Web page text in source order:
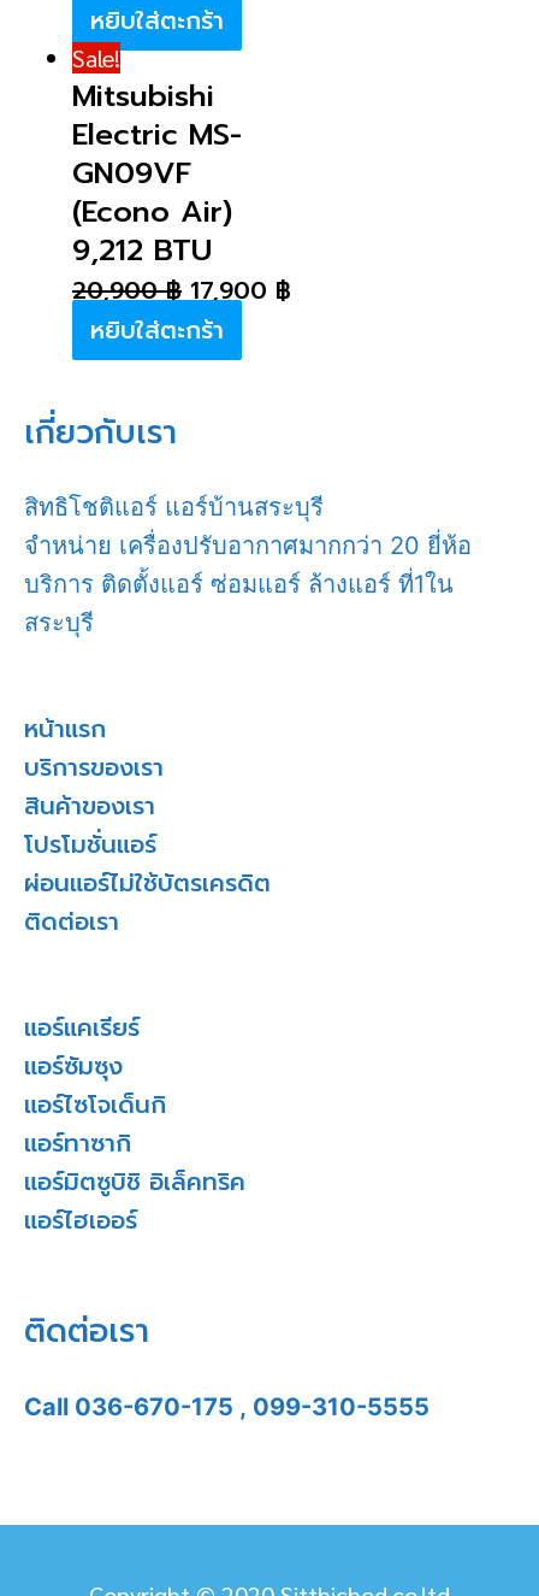
หยิบใส่ตะกร้า
Sale!
Mitsubishi
Electric MS-
GN09VF
(Econo Air)
9,212 BTU
20,900฿ 17,900 ฿
หยิบใส่ตะกร้า
เกี่ยวกับเรา
สิทธิโชติแอร์ แอร์บ้านสระบุรี
จำหน่าย เครื่องปรับอากาศมากกว่า 20 ยี่ห้อ
บริการ ติดตั้งแอร์ ซ่อมแอร์ ล้างแอร์ ที่1ใน
สระบุรี
หน้าแรก
บริการของเรา
สินค้าของเรา
โปรโมชั่นแอร์
ผ่อนแอร์ไม่ใช้บัตรเครดิต
ติดต่อเรา
แอร์แคเรียร์
แอร์ซัมซุง
แอร์ไซโจเด็นกิ
แอร์ทาซากิ
แอร์มิตซูบิชิ อิเล็คทริค
แอร์ไฮเออร์
ติดต่อเรา
Call 036-670-175 , 099-310-5555